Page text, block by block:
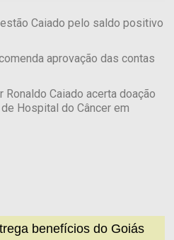
Caiado pelo saldo positivo
aprovação das contas
Ronaldo Caiado acerta doação
Hospital do Câncer em
benefícios do Goiás